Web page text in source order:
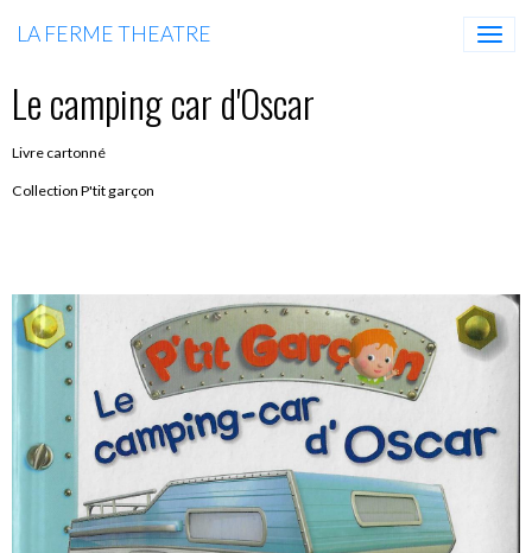
LA FERME THEATRE
Le camping car d'Oscar
Livre cartonné
Collection P'tit garçon